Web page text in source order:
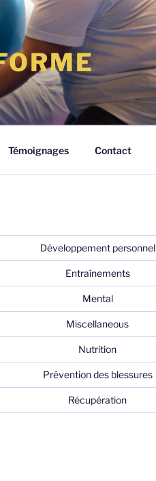
Témoignages Contact
Développement personnel
Entraînements
Mental
Miscellaneous
Nutrition
Prévention des blessures
Récupération